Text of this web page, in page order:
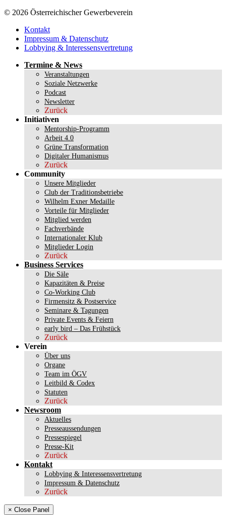
© 2026 Österreichischer Gewerbeverein
Kontakt
Impressum & Datenschutz
Lobbying & Interessensvertretung
Termine & News
Veranstaltungen
Soziale Netzwerke
Podcast
Newsletter
Zurück
Initiativen
Mentorship-Programm
Arbeit 4.0
Grüne Transformation
Digitaler Humanismus
Zurück
Community
Unsere Mitglieder
Club der Traditionsbetriebe
Wilhelm Exner Medaille
Vorteile für Mitglieder
Mitglied werden
Fachverbände
Internationaler Klub
Mitglieder Login
Zurück
Business Services
Die Säle
Kapazitäten & Preise
Co-Working Club
Firmensitz & Postservice
Seminare & Tagungen
Private Events & Feiern
early bird – Das Frühstück
Zurück
Verein
Über uns
Organe
Team im ÖGV
Leitbild & Codex
Statuten
Zurück
Newsroom
Aktuelles
Presseaussendungen
Pressespiegel
Presse-Kit
Zurück
Kontakt
Lobbying & Interessensvertretung
Impressum & Datenschutz
Zurück
× Close Panel